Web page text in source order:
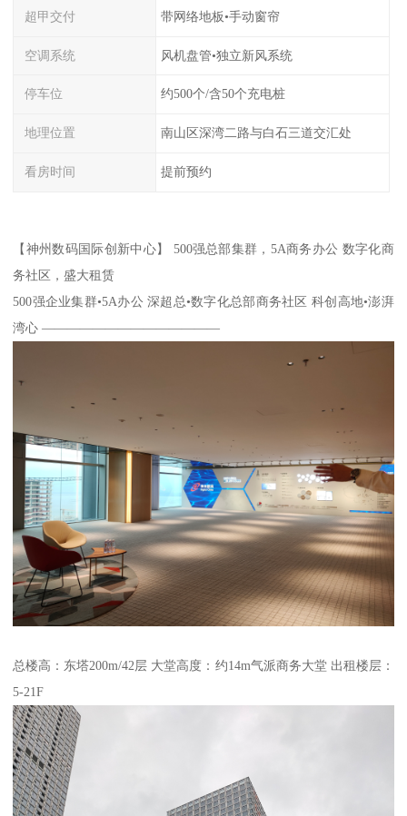
超甲交付 带网络地板•手动窗帘
空调系统 风机盘管•独立新风系统
停车位 约500个/含50个充电桩
地理位置 南山区深湾二路与白石三道交汇处
看房时间 提前预约
【神州数码国际创新中心】 500强总部集群，5A商务办公 数字化商
务社区，盛大租赁
500强企业集群•5A办公 深超总•数字化总部商务社区 科创高地•澎湃
湾心 ——————————————
总楼高：东塔200m/42层 大堂高度：约14m气派商务大堂 出租楼层：
5-21F